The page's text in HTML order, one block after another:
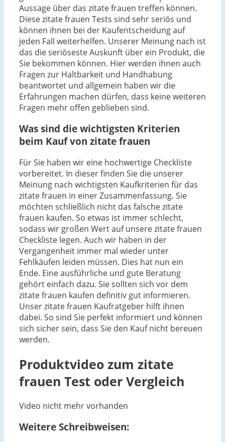
Aussage über das zitate frauen treffen können.
Diese zitate frauen Tests sind sehr seriös und
können ihnen bei der Kaufentscheidung auf
jeden Fall weiterhelfen. Unserer Meinung nach ist
das die seriöseste Auskunft über ein Produkt, die
Sie bekommen können. Hier werden ihnen auch
Fragen zur Haltbarkeit und Handhabung
beantwortet und allgemein haben wir die
Erfahrungen machen dürfen, dass keine weiteren
Fragen mehr offen geblieben sind.
Was sind die wichtigsten Kriterien
beim Kauf von zitate frauen
Für Sie haben wir eine hochwertige Checkliste
vorbereitet. In dieser finden Sie die unserer
Meinung nach wichtigsten Kaufkriterien für das
zitate frauen in einer Zusammenfassung. Sie
möchten schließlich nicht das falsche zitate
frauen kaufen. So etwas ist immer schlecht,
sodass wir großen Wert auf unsere zitate frauen
Checkliste legen. Auch wir haben in der
Vergangenheit immer mal wieder unter
Fehlkäufen leiden müssen. Dies hat nun ein
Ende. Eine ausführliche und gute Beratung
gehört einfach dazu. Sie sollten sich vor dem
zitate frauen kaufen definitiv gut informieren.
Unser zitate frauen Kaufratgeber hilft ihnen
dabei. So sind Sie perfekt informiert und können
sich sicher sein, dass Sie den Kauf nicht bereuen
werden.
Produktvideo zum zitate
frauen Test oder Vergleich
Video nicht mehr vorhanden
Weitere Schreibweisen: